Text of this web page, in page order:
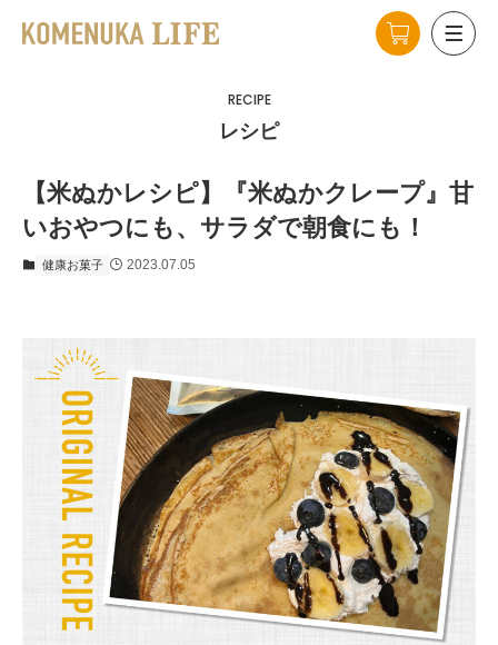
RECIPE
レシピ
【米ぬかレシピ】『米ぬかクレープ』甘
いおやつにも、サラダで朝食にも！
健康お菓子 2023.07.05